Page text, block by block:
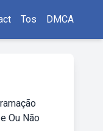
Tos DMCA
Ou Não